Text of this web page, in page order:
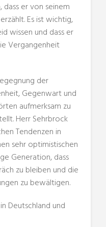
er von seinem
Es ist wichtig,
wissen und dass er
Vergangenheit
der
Gegenwart und
aufmerksam zu
Herr Sehrbrock
Tendenzen in
sehr optimistischen
Generation, dass
zu bleiben und die
zu bewältigen.
Deutschland und